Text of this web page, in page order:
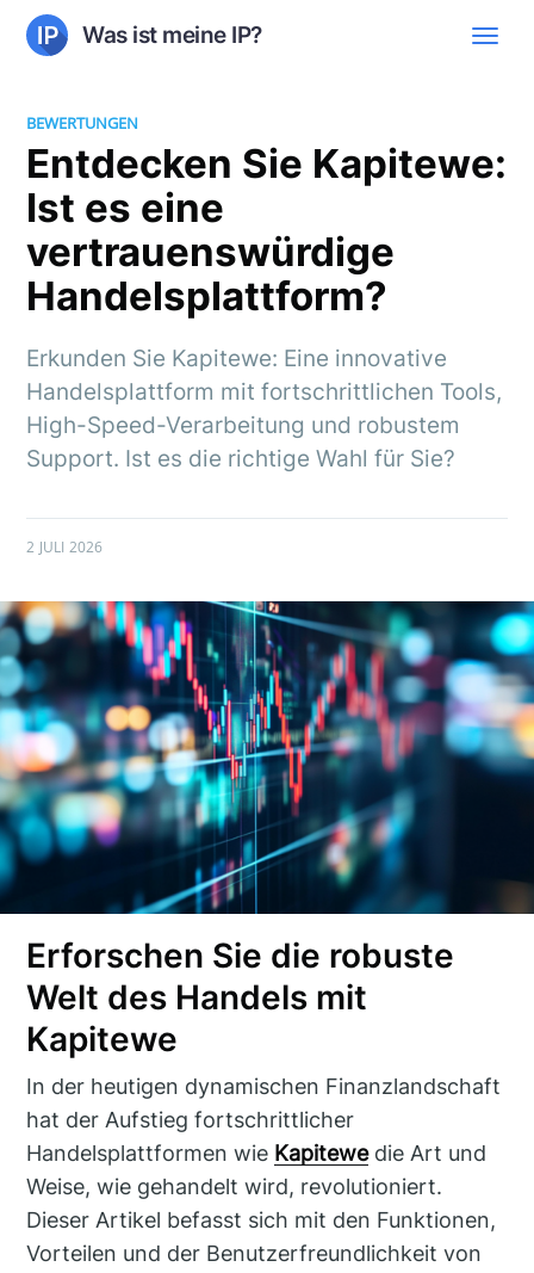
Was ist meine IP?
BEWERTUNGEN
Entdecken Sie Kapitewe:
Ist es eine
vertrauenswürdige
Handelsplattform?
Erkunden Sie Kapitewe: Eine innovative
Handelsplattform mit fortschrittlichen Tools,
High-Speed-Verarbeitung und robustem
Support. Ist es die richtige Wahl für Sie?
2 JULI 2026
Erforschen Sie die robuste
Welt des Handels mit
Kapitewe
In der heutigen dynamischen Finanzlandschaft
hat der Aufstieg fortschrittlicher
Handelsplattformen wie Kapitewedie Art und
Weise, wie gehandelt wird, revolutioniert.
Dieser Artikel befasst sich mit den Funktionen,
Vorteilen und der Benutzerfreundlichkeit von